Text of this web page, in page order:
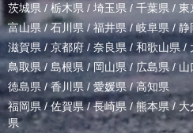
茨城県 / 栃木県 / 埼玉県 / 千葉県 / 東
富山県 /石川県/福井県/岐阜県 / 静
滋賀県 / 京都府 / 奈良県 / 和歌山県/
鳥取県/ 島根県 /岡山県/ 広島県 / 山
徳島県 /香川県 / 愛媛県/高知県
福岡県/佐賀県/長崎県 /熊本県/ 大
県